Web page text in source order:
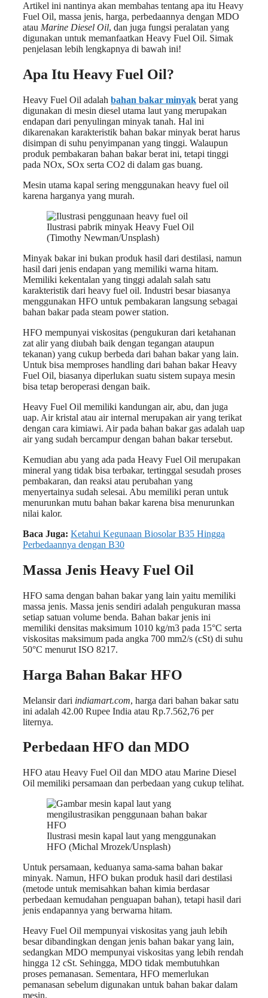
Artikel ini nantinya akan membahas tentang apa itu Heavy
Fuel Oil, massa jenis, harga, perbedaannya dengan MDO
atau Marine Diesel Oil, dan juga fungsi peralatan yang
digunakan untuk memanfaatkan Heavy Fuel Oil. Simak
penjelasan lebih lengkapnya di bawah ini!
Apa Itu Heavy Fuel Oil?
Heavy Fuel Oil adalah bahan bakar minyak berat yang
digunakan di mesin diesel utama laut yang merupakan
endapan dari penyulingan minyak tanah. Hal ini
dikarenakan karakteristik bahan bakar minyak berat harus
disimpan di suhu penyimpanan yang tinggi. Walaupun
produk pembakaran bahan bakar berat ini, tetapi tinggi
pada NOx, SOx serta CO2 di dalam gas buang.
Mesin utama kapal sering menggunakan heavy fuel oil
karena harganya yang murah.
Ilustrasi pabrik minyak Heavy Fuel Oil
(Timothy Newman/Unsplash)
Minyak bakar ini bukan produk hasil dari destilasi, namun
hasil dari jenis endapan yang memiliki warna hitam.
Memiliki kekentalan yang tinggi adalah salah satu
karakteristik dari heavy fuel oil. Industri besar biasanya
menggunakan HFO untuk pembakaran langsung sebagai
bahan bakar pada steam power station.
HFO mempunyai viskositas (pengukuran dari ketahanan
zat alir yang diubah baik dengan tegangan ataupun
tekanan) yang cukup berbeda dari bahan bakar yang lain.
Untuk bisa memproses handling dari bahan bakar Heavy
Fuel Oil, biasanya diperlukan suatu sistem supaya mesin
bisa tetap beroperasi dengan baik.
Heavy Fuel Oil memiliki kandungan air, abu, dan juga
uap. Air kristal atau air internal merupakan air yang terikat
dengan cara kimiawi. Air pada bahan bakar gas adalah uap
air yang sudah bercampur dengan bahan bakar tersebut.
Kemudian abu yang ada pada Heavy Fuel Oil merupakan
mineral yang tidak bisa terbakar, tertinggal sesudah proses
pembakaran, dan reaksi atau perubahan yang
menyertainya sudah selesai. Abu memiliki peran untuk
menurunkan mutu bahan bakar karena bisa menurunkan
nilai kalor.
Baca Juga: Ketahui Kegunaan Biosolar B35 Hingga
Perbedaannya dengan B30
Massa Jenis Heavy Fuel Oil
HFO sama dengan bahan bakar yang lain yaitu memiliki
massa jenis. Massa jenis sendiri adalah pengukuran massa
setiap satuan volume benda. Bahan bakar jenis ini
memiliki densitas maksimum 1010 kg/m3 pada 15°C serta
viskositas maksimum pada angka 700 mm2/s (cSt) di suhu
50°C menurut ISO 8217.
Harga Bahan Bakar HFO
Melansir dari indiamart.com, harga dari bahan bakar satu
ini adalah 42.00 Rupee India atau Rp.7.562,76 per
liternya.
Perbedaan HFO dan MDO
HFO atau Heavy Fuel Oil dan MDO atau Marine Diesel
Oil memiliki persamaan dan perbedaan yang cukup telihat.
Ilustrasi mesin kapal laut yang menggunakan
HFO (Michal Mrozek/Unsplash)
Untuk persamaan, keduanya sama-sama bahan bakar
minyak. Namun, HFO bukan produk hasil dari destilasi
(metode untuk memisahkan bahan kimia berdasar
perbedaan kemudahan penguapan bahan), tetapi hasil dari
jenis endapannya yang berwarna hitam.
Heavy Fuel Oil mempunyai viskositas yang jauh lebih
besar dibandingkan dengan jenis bahan bakar yang lain,
sedangkan MDO mempunyai viskositas yang lebih rendah
hingga 12 cSt. Sehingga, MDO tidak membutuhkan
proses pemanasan. Sementara, HFO memerlukan
pemanasan sebelum digunakan untuk bahan bakar dalam
mesin.